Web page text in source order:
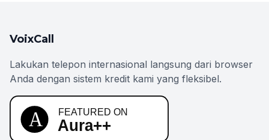
VoixCall
Lakukan telepon internasional langsung dari browser
Anda dengan sistem kredit kami yang fleksibel.